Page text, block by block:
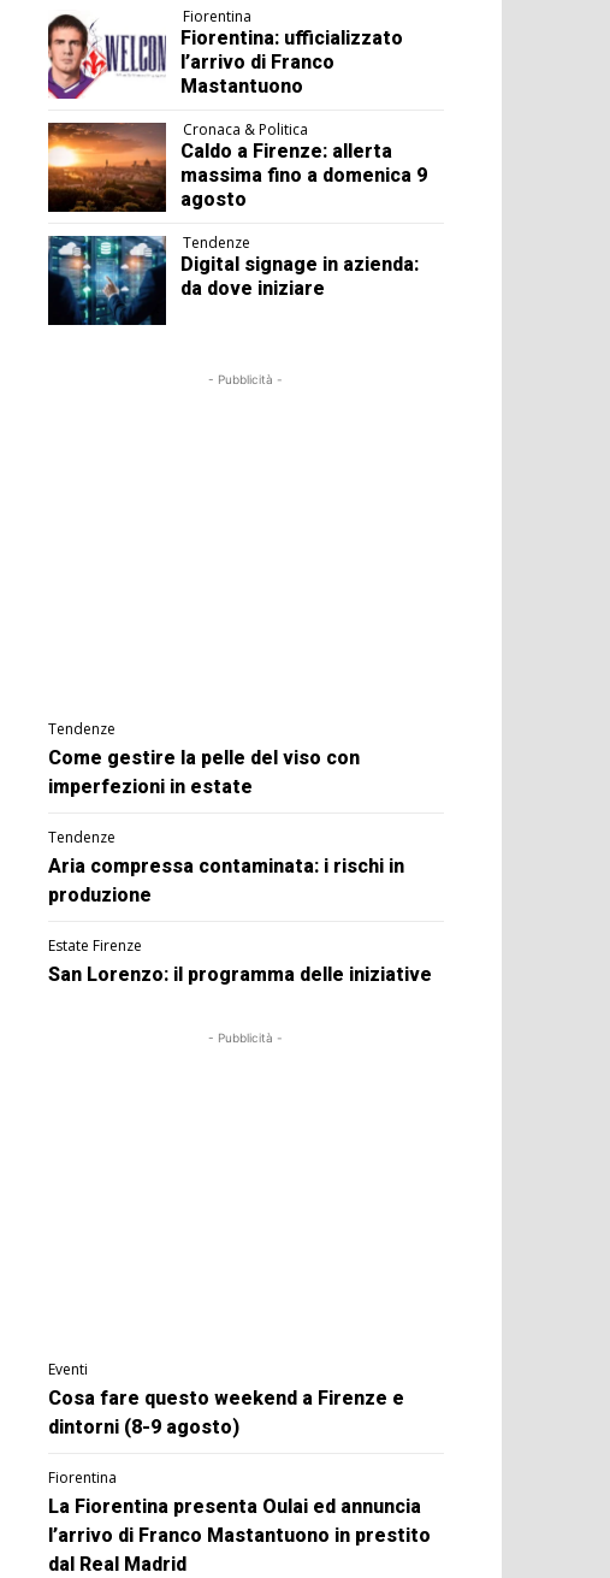
Fiorentina
Fiorentina: ufficializzato
l’arrivo di Franco
Mastantuono
Cronaca & Politica
Caldo a Firenze: allerta
massima fino a domenica 9
agosto
Tendenze
Digital signage in azienda:
da dove iniziare
- Pubblicità -
Tendenze
Come gestire la pelle del viso con
imperfezioni in estate
Tendenze
Aria compressa contaminata: i rischi in
produzione
Estate Firenze
San Lorenzo: il programma delle iniziative
- Pubblicità -
Eventi
Cosa fare questo weekend a Firenze e
dintorni (8-9 agosto)
Fiorentina
La Fiorentina presenta Oulai ed annuncia
l’arrivo di Franco Mastantuono in prestito
dal Real Madrid